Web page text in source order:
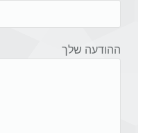
ההודעה שלך